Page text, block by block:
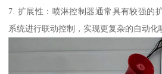
7. 扩展性：喷淋控制器通常具有较强的
系统进行联动控制，实现更复杂的自动化